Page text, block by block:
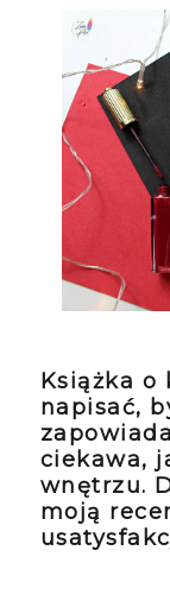
Książka o
napisać,
ciekawa,
wnętrzu.
moją